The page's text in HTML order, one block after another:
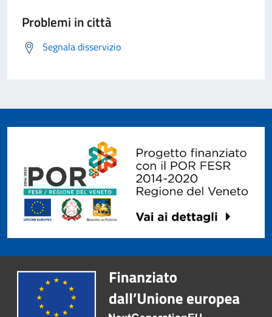
Problemi in città
Segnala disservizio